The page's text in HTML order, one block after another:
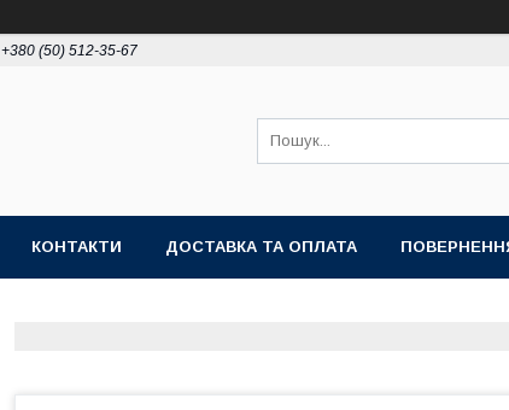
+380 (50) 512-35-67
КОНТАКТИ ДОСТАВКА ТА ОПЛАТА